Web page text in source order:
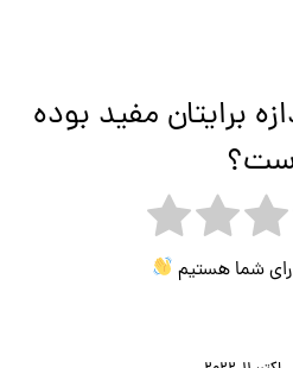
برایتان مفید بوده
رای شما هستیم